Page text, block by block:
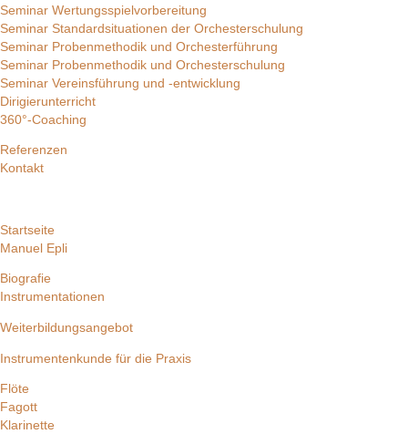
Seminar Wertungsspielvorbereitung
Seminar Standardsituationen der Orchesterschulung
Seminar Probenmethodik und Orchesterführung
Seminar Probenmethodik und Orchesterschulung
Seminar Vereinsführung und -entwicklung
Dirigierunterricht
360°-Coaching
Referenzen
Kontakt
Startseite
Manuel Epli
Biografie
Instrumentationen
Weiterbildungsangebot
Instrumentenkunde für die Praxis
Flöte
Fagott
Klarinette